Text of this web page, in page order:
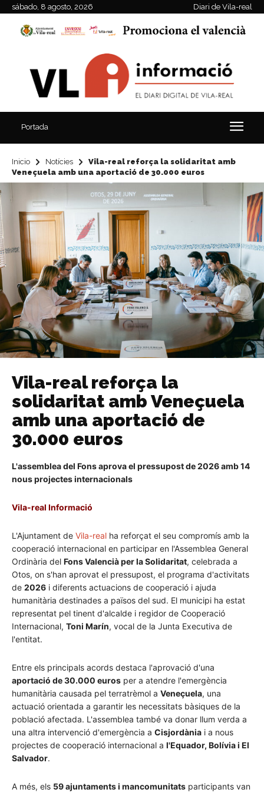
sábado, 8 agosto, 2026 Diari de Vila-real
Portada
Inicio Notícies
Vila-real reforça la solidaritat amb
Veneçuela amb una aportació de 30.000 euros
Vila-real reforça la
solidaritat amb Veneçuela
amb una aportació de
30.000 euros
L'assemblea del Fons aprova el pressupost de 2026 amb 14
nous projectes internacionals
Vila-real Informació
L'Ajuntament de Vila-real ha reforçat el seu compromís amb la
cooperació internacional en participar en l'Assemblea General
Ordinària del Fons Valencià per la Solidaritat, celebrada a
Otos, on s'han aprovat el pressupost, el programa d'activitats
de 2026 i diferents actuacions de cooperació i ajuda
humanitària destinades a països del sud. El municipi ha estat
representat pel tinent d'alcalde i regidor de Cooperació
Internacional, Toni Marín, vocal de la Junta Executiva de
l'entitat.
Entre els principals acords destaca l'aprovació d'una
aportació de 30.000 euros per a atendre l'emergència
humanitària causada pel terratrèmol a Veneçuela, una
actuació orientada a garantir les necessitats bàsiques de la
població afectada. L'assemblea també va donar llum verda a
una altra intervenció d'emergència a Cisjordània i a nous
projectes de cooperació internacional a l'Equador, Bolívia i El
Salvador.
A més, els 59 ajuntaments i mancomunitats participants van